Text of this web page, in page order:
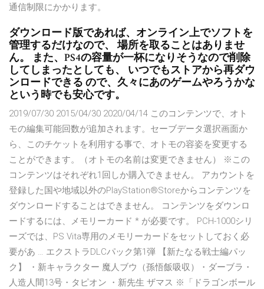
通信制限にかかります。
ダウンロード版であれば、オンライン上でソフトを
管理するだけなので、 場所を取ることはありませ
ん。 また、PS4の容量が一杯になりそうなので削除
してしまったとしても、 いつでもストアから再ダウ
ンロードできる ので、久々にあのゲームやろうかな
という時でも安心です。
2019/07/30 2015/04/30 2020/04/14 このコンテンツで、オト
モの編集可能回数が追加されます。セーブデータ選択画面か
ら、このチケットを利用する事で、オトモの容姿を変更する
ことができます。（オトモの名前は変更できません） ※この
コンテンツはそれぞれ1回しか購入できません。 アカウントを
登録した国や地域以外のPlayStation®Storeからコンテンツを
ダウンロードすることはできません。 コンテンツをダウンロ
ードするには、メモリーカード * が必要です。 PCH-1000シリ
ーズでは、PS Vita専用のメモリーカードをセットしておく必
要があ … エクストラDLCパック第1弾 【新たなる戦士編パッ
ク】 ・新キャラクター 魔人ブウ（孫悟飯吸収）・ダーブラ・
人造人間13号・タピオン ・新先生 ザマス ※「ドラゴンボール